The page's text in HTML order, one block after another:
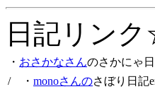
日記リン
・ おさかなさんのさかにゃ
/ ・ monoさんのさぼり日記